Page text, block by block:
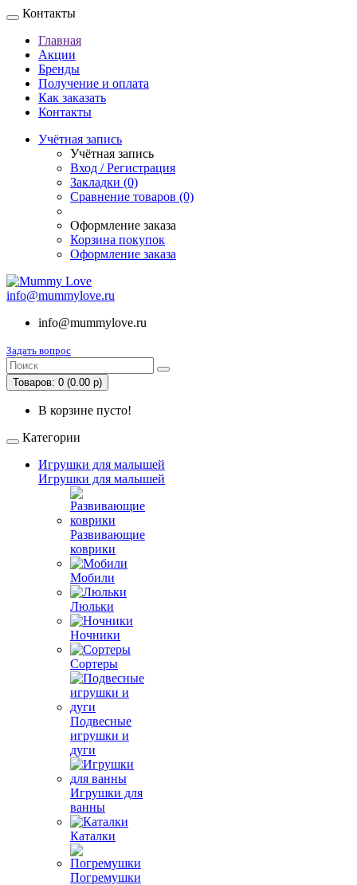
Контакты
Главная
Акции
Бренды
Получение и оплата
Как заказать
Контакты
Учётная запись
Учётная запись
Вход / Регистрация
Закладки (0)
Сравнение товаров (0)
Оформление заказа
Корзина покупок
Оформление заказа
info@mummylove.ru
info@mummylove.ru
Задать вопрос
Товаров: 0 (0.00 р)
В корзине пусто!
Категории
Игрушки для малышей
Игрушки для малышей
Развивающие
коврики
Мобили
Люльки
Ночники
Сортеры
Подвесные
игрушки и
дуги
Игрушки для
ванны
Каталки
Погремушки